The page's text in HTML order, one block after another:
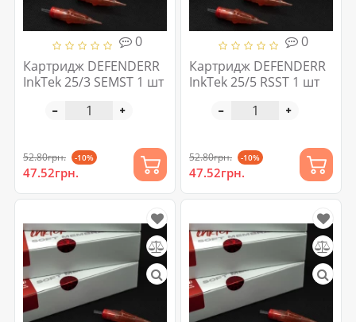
0
Картридж DEFENDERR
InkTek 25/3 SEMST 1 шт
52.80грн. -10%
47.52грн.
0
Картридж DEFENDERR
InkTek 25/5 RSST 1 шт
52.80грн. -10%
47.52грн.